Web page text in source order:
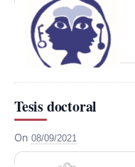
Tesis doctoral
On 08/09/2021